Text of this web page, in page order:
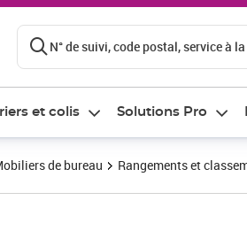
N° de suivi, code postal, service à
et colis Solutions Pro
de bureau Rangements et